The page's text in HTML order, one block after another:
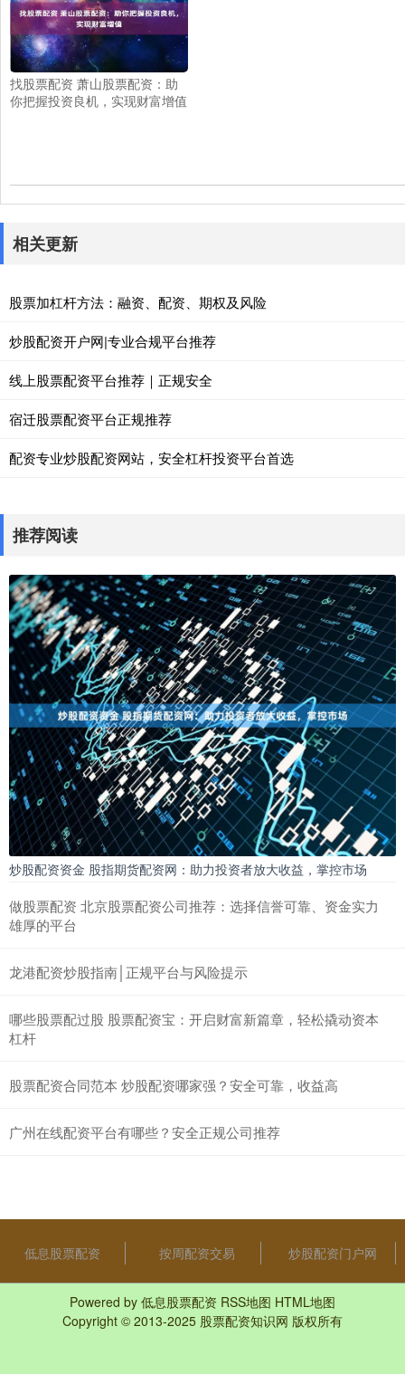
找股票配资 萧山股票配资：助
你把握投资良机，实现财富增值
相关更新
股票加杠杆方法：融资、配资、期权及风险
炒股配资开户网|专业合规平台推荐
线上股票配资平台推荐｜正规安全
宿迁股票配资平台正规推荐
配资专业炒股配资网站，安全杠杆投资平台首选
推荐阅读
炒股配资资金 股指期货配资网：助力投资者放大收益，掌控市场
做股票配资 北京股票配资公司推荐：选择信誉可靠、资金实力
雄厚的平台
龙港配资炒股指南│正规平台与风险提示
哪些股票配过股 股票配资宝：开启财富新篇章，轻松撬动资本
杠杆
股票配资合同范本 炒股配资哪家强？安全可靠，收益高
广州在线配资平台有哪些？安全正规公司推荐
低息股票配资 按周配资交易 炒股配资门户网
Powered by 低息股票配资 RSS地图 HTML地图
Copyright © 2013-2025 股票配资知识网 版权所有